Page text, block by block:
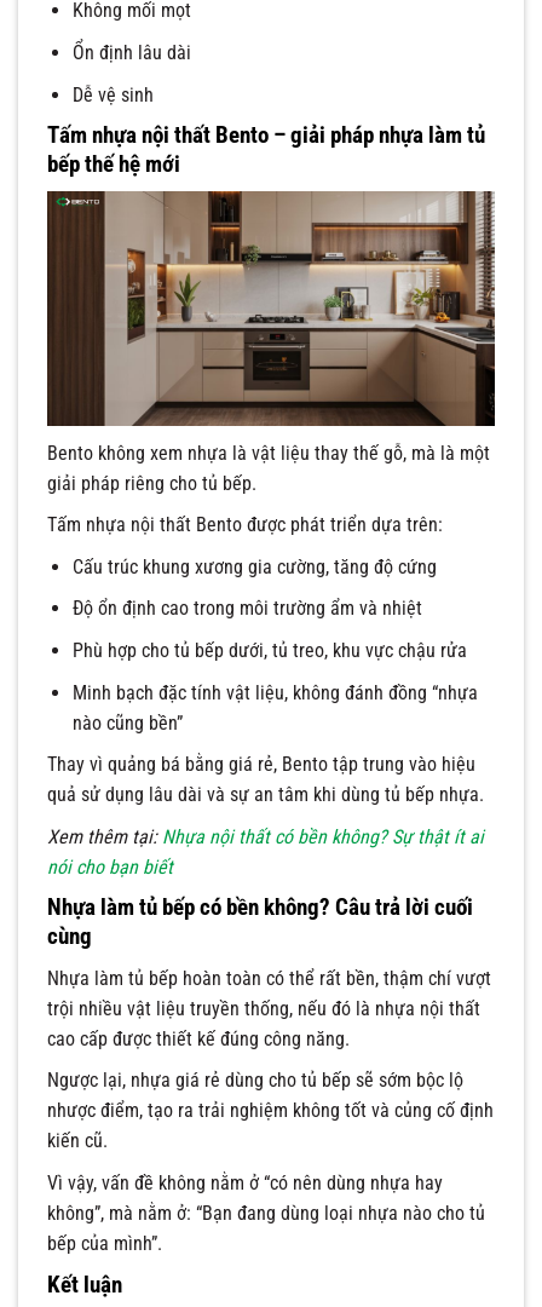
Không mối mọt
Ổn định lâu dài
Dễ vệ sinh
Tấm nhựa nội thất Bento – giải pháp nhựa làm tủ
bếp thế hệ mới
Bento không xem nhựa là vật liệu thay thế gỗ, mà là một
giải pháp riêng cho tủ bếp.
Tấm nhựa nội thất Bento được phát triển dựa trên:
Cấu trúc khung xương gia cường, tăng độ cứng
Độ ổn định cao trong môi trường ẩm và nhiệt
Phù hợp cho tủ bếp dưới, tủ treo, khu vực chậu rửa
Minh bạch đặc tính vật liệu, không đánh đồng “nhựa
nào cũng bền”
Thay vì quảng bá bằng giá rẻ, Bento tập trung vào hiệu
quả sử dụng lâu dài và sự an tâm khi dùng tủ bếp nhựa.
Xem thêm tại: Nhựa nội thất có bền không? Sự thật ít ai
nói cho bạn biết
Nhựa làm tủ bếp có bền không? Câu trả lời cuối
cùng
Nhựa làm tủ bếp hoàn toàn có thể rất bền, thậm chí vượt
trội nhiều vật liệu truyền thống, nếu đó là nhựa nội thất
cao cấp được thiết kế đúng công năng.
Ngược lại, nhựa giá rẻ dùng cho tủ bếp sẽ sớm bộc lộ
nhược điểm, tạo ra trải nghiệm không tốt và củng cố định
kiến cũ.
Vì vậy, vấn đề không nằm ở “có nên dùng nhựa hay
không”, mà nằm ở: “Bạn đang dùng loại nhựa nào cho tủ
bếp của mình”.
Kết luận